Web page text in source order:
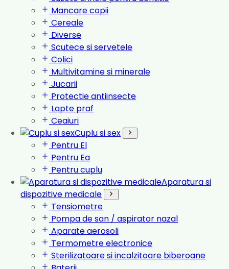
Mancare copii
Cereale
Diverse
Scutece si servetele
Colici
Multivitamine si minerale
Jucarii
Protectie antiinsecte
Lapte praf
Ceaiuri
Cuplu si sex
Pentru El
Pentru Ea
Pentru cuplu
Aparatura si
dispozitive medicale
Tensiometre
Pompa de san / aspirator nazal
Aparate aerosoli
Termometre electronice
Sterilizatoare si incalzitoare biberoane